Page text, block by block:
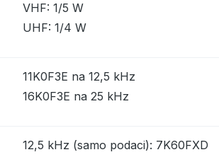
VHF: 1/5 W
UHF: 1/4 W
11K0F3E na 12,5 kHz
16K0F3E na 25 kHz
12,5 kHz (samo podaci): 7K60FXD